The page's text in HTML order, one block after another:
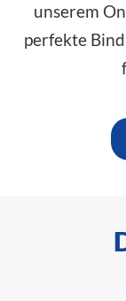
unserem
perfekte